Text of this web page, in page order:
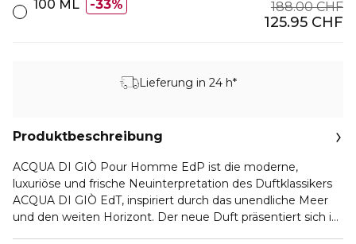
100 ML 33% 188.00 CHF
125.95 CHF
Lieferung in 24 h*
Produktbeschreibung
ACQUA DI GIÒ Pour Homme EdP ist die moderne,
luxuriöse und frische Neuinterpretation des Duftklassikers
ACQUA DI GIÒ EdT, inspiriert durch das unendliche Meer
und den weiten Horizont. Der neue Duft präsentiert sich im